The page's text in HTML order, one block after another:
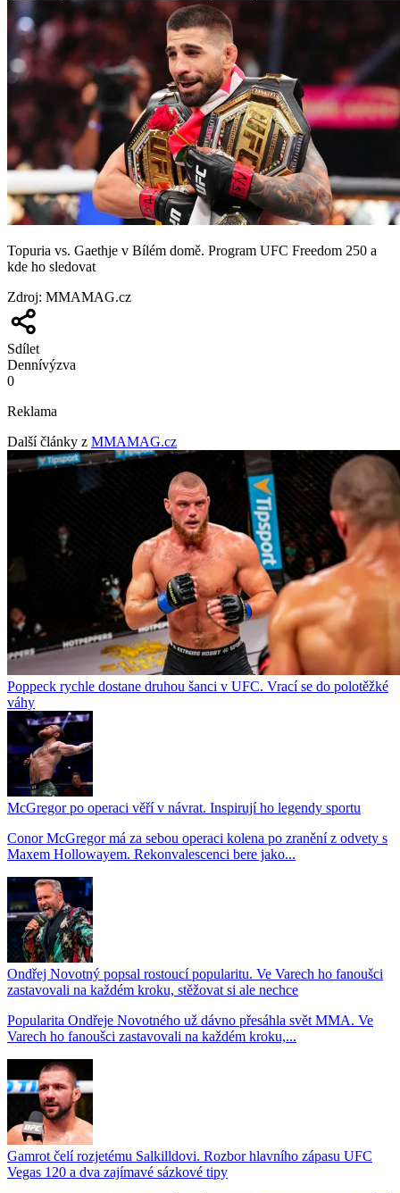
Topuria vs. Gaethje v Bílém domě. Program UFC Freedom 250 a
kde ho sledovat
Zdroj: MMAMAG.cz
Sdílet
Dennívýzva
0
Reklama
Další články z MMAMAG.cz
Poppeck rychle dostane druhou šanci v UFC. Vrací se do polotěžké
váhy
McGregor po operaci věří v návrat. Inspirují ho legendy sportu
Conor McGregor má za sebou operaci kolena po zranění z odvety s
Maxem Hollowayem. Rekonvalescenci bere jako...
Ondřej Novotný popsal rostoucí popularitu. Ve Varech ho fanoušci
zastavovali na každém kroku, stěžovat si ale nechce
Popularita Ondřeje Novotného už dávno přesáhla svět MMA. Ve
Varech ho fanoušci zastavovali na každém kroku,...
Gamrot čelí rozjetému Salkilldovi. Rozbor hlavního zápasu UFC
Vegas 120 a dva zajímavé sázkové tipy